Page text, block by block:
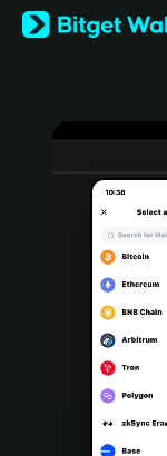
English
日本語
Türkçe
Português (Portugal)
Bahasa Indonesia